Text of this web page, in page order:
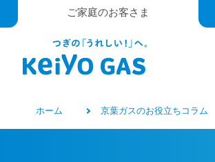
ご家庭のお客さま
ホーム 京葉ガスのお役立ちコラム